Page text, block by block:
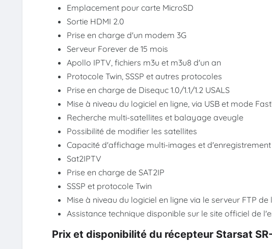
Emplacement pour carte MicroSD
Sortie HDMI 2.0
Prise en charge d'un modem 3G
Serveur Forever de 15 mois
Apollo IPTV, fichiers m3u et m3u8 d'un an
Protocole Twin, SSSP et autres protocoles
Prise en charge de Disequc 1.0/1.1/1.2 USALS
Mise à niveau du logiciel en ligne, via USB et mode
Recherche multi-satellites et balayage aveugle
Possibilité de modifier les satellites
Capacité d'affichage multi-images et d'enregistrement
Sat2IPTV
Prise en charge de SAT2IP
SSSP et protocole Twin
Mise à niveau du logiciel en ligne via le serveur FTP de
Assistance technique disponible sur le site officiel de
Prix et disponibilité du récepteur Starsat